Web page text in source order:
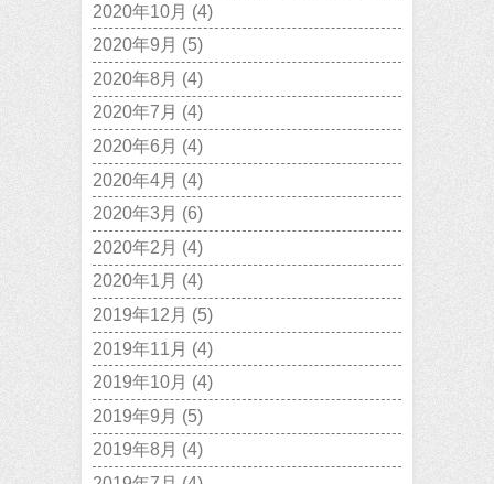
2020年10月 (4)
2020年9月 (5)
2020年8月 (4)
2020年7月 (4)
2020年6月 (4)
2020年4月 (4)
2020年3月 (6)
2020年2月 (4)
2020年1月 (4)
2019年12月 (5)
2019年11月 (4)
2019年10月 (4)
2019年9月 (5)
2019年8月 (4)